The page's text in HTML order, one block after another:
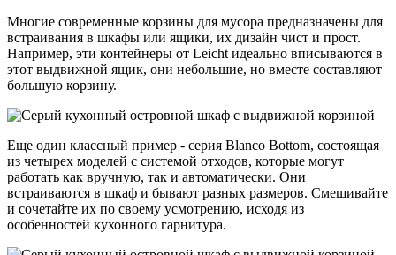
Многие современные корзины для мусора предназначены для
встраивания в шкафы или ящики, их дизайн чист и прост.
Например, эти контейнеры от Leicht идеально вписываются в
этот выдвижной ящик, они небольшие, но вместе составляют
большую корзину.
Еще один классный пример - серия Blanco Bottom, состоящая
из четырех моделей с системой отходов, которые могут
работать как вручную, так и автоматически. Они
встраиваются в шкаф и бывают разных размеров. Смешивайте
и сочетайте их по своему усмотрению, исходя из
особенностей кухонного гарнитура.